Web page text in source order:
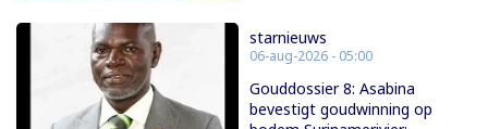
starnieuws
06-aug-2026 - 05:00
Gouddossier 8: Asabina
bevestigt goudwinning op